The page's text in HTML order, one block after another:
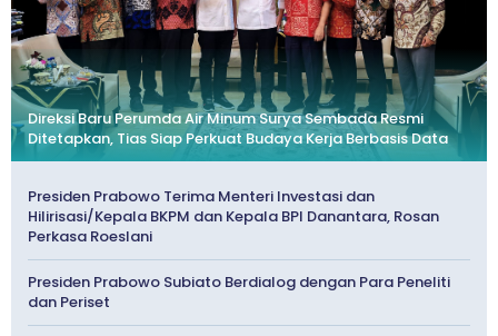
Direksi Baru Perumda Air Minum Surya Sembada Resmi
Ditetapkan, Tias Siap Perkuat Budaya Kerja Berbasis Data
Presiden Prabowo Terima Menteri Investasi dan
Hilirisasi/Kepala BKPM dan Kepala BPI Danantara, Rosan
Perkasa Roeslani
Presiden Prabowo Subiato Berdialog dengan Para Peneliti
dan Periset